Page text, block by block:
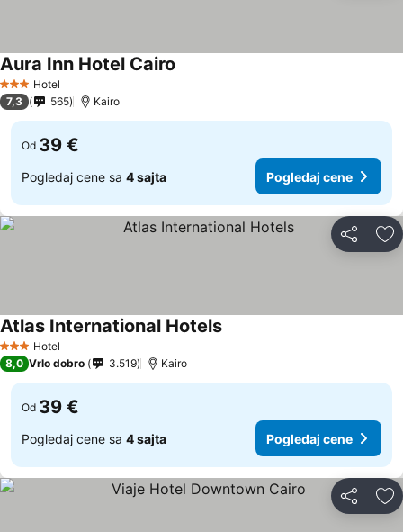
3 Zvezdice
Hotel
Aura Inn Hotel Cairo
7,3 565 Kairo
Od 39 €
Pogledaj cene sa 4 sajta Pogledaj cene
Deli
3 Zvezdice
Hotel
Atlas International HotelsPogledaj cene
8,0 Vrlo dobro 3.519 Kairo
Od 39 €
Pogledaj cene sa 4 sajta Pogledaj cene
Deli